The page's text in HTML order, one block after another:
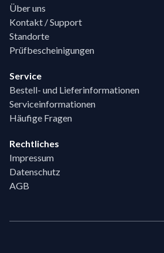
Über uns
Kontakt / Support
Standorte
Prüfbescheinigungen
Service
Bestell- und Lieferinformationen
Serviceinformationen
Häufige Fragen
Rechtliches
Impressum
Datenschutz
AGB